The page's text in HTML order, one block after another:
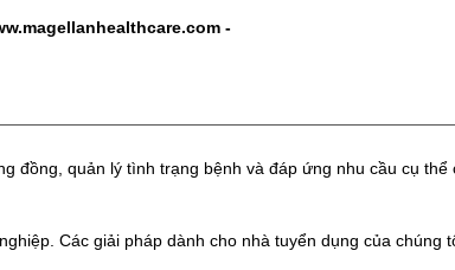
-
đồng, quản lý tình trạng bệnh và đáp ứng nhu cầu cụ thể
Các giải pháp dành cho nhà tuyển dụng của chúng